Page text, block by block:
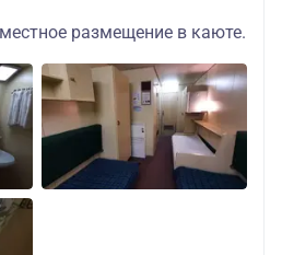
размещение в каюте.